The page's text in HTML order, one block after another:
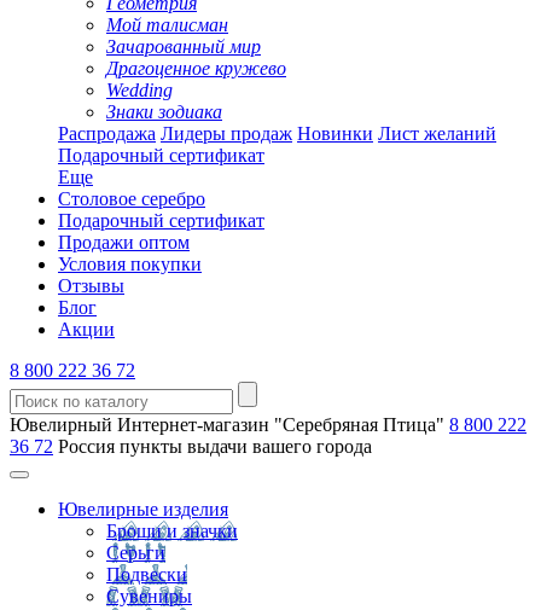
Мой талисман
Зачарованный мир
Драгоценное кружево
Wedding
Знаки зодиака
Распродажа Лидеры продаж Новинки Лист желаний
Подарочный сертификат
Еще
Столовое серебро
Подарочный сертификат
Продажи оптом
Условия покупки
Отзывы
Блог
Акции
8 800 222 36 72
Ювелирный Интернет-магазин "Серебряная Птица" 8 800 222
36 72 Россия пункты выдачи вашего города
Ювелирные изделия
Броши и значки
Серьги
Подвески
Сувениры